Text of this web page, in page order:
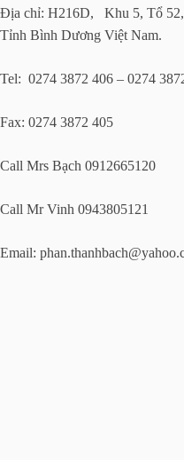
Địa chỉ: H216D, Khu 5, Tổ 52,
Tỉnh Bình Dương Việt Nam.
Tel: 0274 3872 406 –
Fax: 0274 3872 405
Call Mrs Bạch 0912665120
Call Mr Vinh 0943805121
Email: